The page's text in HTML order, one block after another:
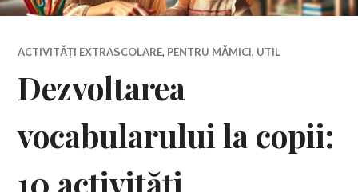
ACTIVITĂȚI EXTRAȘCOLARE, PENTRU MĂMICI, UTIL
Dezvoltarea
vocabularului la copii:
10 activități